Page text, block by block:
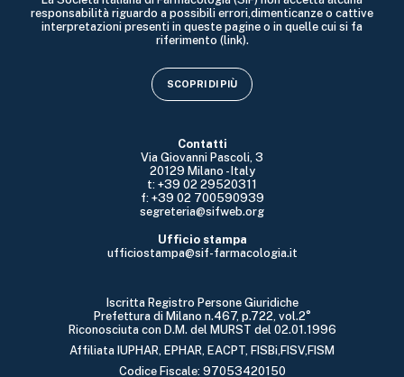
Contatti
Via Giovanni Pascoli, 3
20129 Milano - Italy
t: +39 02 29520311
f: +39 02 700590939
segreteria@sifweb.org
Ufficio stampa
ufficiostampa@sif-farmacologia.it
Iscritta Registro Persone Giuridiche
Prefettura di Milano n.467, p.722, vol.2°
Riconosciuta con D.M. del MURST del 02.01.1996
Affiliata IUPHAR, EPHAR, EACPT, FISBi,FISV,FISM
Codice Fiscale: 97053420150
responsabilità riguardo a possibili errori,dimenticanze o cattive
interpretazioni presenti in queste pagine o in quelle cui si fa
riferimento (link).
SCOPRI DI PIÙ